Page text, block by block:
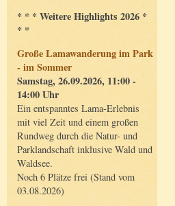
* * * Weitere Highlights 2026 *
* *
Große Lamawanderung im Park
- im Sommer
Samstag, 26.09.2026, 11:00 -
14:00 Uhr
Ein entspanntes Lama-Erlebnis
mit viel Zeit und einem großen
Rundweg durch die Natur- und
Parklandschaft inklusive Wald und
Waldsee.
Noch 6 Plätze frei (Stand vom
03.08.2026)